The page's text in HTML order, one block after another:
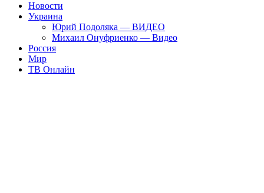
Новости
Украина
Юрий Подоляка — ВИДЕО
Михаил Онуфриенко — Видео
Россия
Мир
ТВ Онлайн